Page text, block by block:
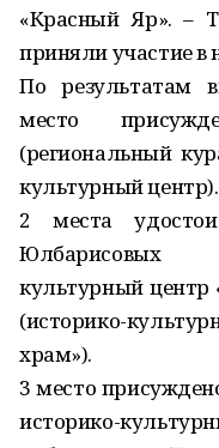
«Красный Яр». –
приняли участие в
По результатам
место
(региональный
культурный центр).
2 места
Юлбарисовых
культурный центр
(историко-
храм»).
3 место
историко-